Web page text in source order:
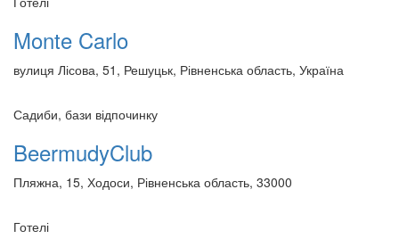
Monte Carlo
вулиця Лісова, 51, Решуцьк, Рівненська область, Україна
Садиби, бази відпочинку
BeermudyClub
Пляжна, 15, Ходоси, Рівненська область, 33000
Готелі